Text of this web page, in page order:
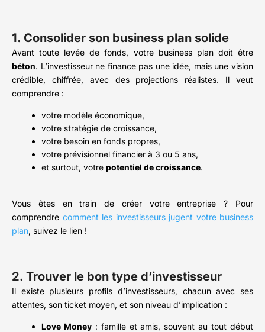
1. Consolider son business plan solide
Avant toute levée de fonds, votre business plan doit être
béton. L’investisseur ne finance pas une idée, mais une vision
crédible, chiffrée, avec des projections réalistes. Il veut
comprendre :
votre modèle économique,
votre stratégie de croissance,
votre besoin en fonds propres,
votre prévisionnel financier à 3 ou 5 ans,
et surtout, votre potentiel de croissance.
Vous êtes en train de créer votre entreprise ? Pour
comprendre comment les investisseurs jugent votre business
plan, suivez le lien !
2. Trouver le bon type d’investisseur
Il existe plusieurs profils d’investisseurs, chacun avec ses
attentes, son ticket moyen, et son niveau d’implication :
Love Money: famille et amis, souvent au tout début